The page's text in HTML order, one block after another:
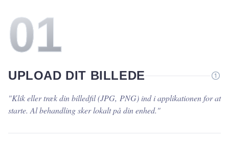
01
UPLOAD DIT BILLEDE
"Klik eller træk din billedfil (JPG, PNG) ind i applikationen for at
starte. Al behandling sker lokalt på din enhed."